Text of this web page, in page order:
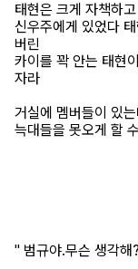
태현은 크게 자책하
신우주에게 있었다
버린
카이를 꽉 안는 태현
자라
거실에 멤버들이 있
늑대들을 못오게 할
" 범규야.무슨 생각해